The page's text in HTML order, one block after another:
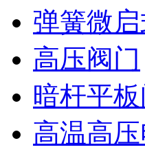
弹簧微
高压阀门
暗杆平
高温高